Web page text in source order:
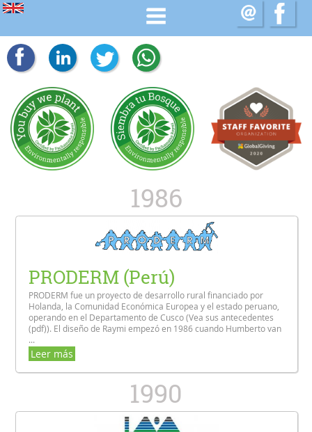
1986
PRODERM (Perú)
PRODERM fue un proyecto de desarrollo rural financiado por
Holanda, la Comunidad Económica Europea y el estado peruano,
operando en el Departamento de Cusco (Vea sus antecedentes
(pdf)). El diseño de Raymi empezó en 1986 cuando Humberto van
...
Leer más
1990